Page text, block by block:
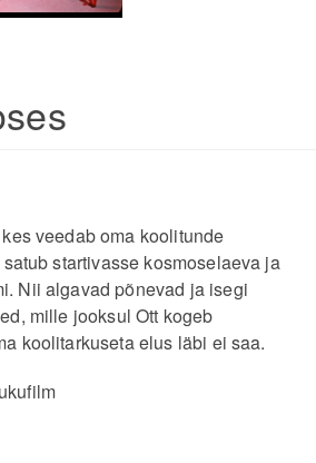
veedab oma koolitunde
startivasse kosmoselaeva ja
Nii algavad põnevad ja isegi
mille jooksul Ott kogeb
koolitarkuseta elus läbi ei saa.